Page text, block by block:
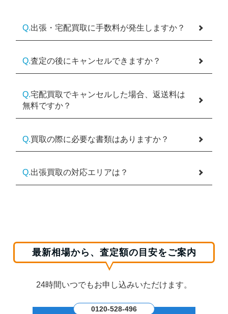
Q.出張・宅配買取に手数料が発生しますか？
Q.査定の後にキャンセルできますか？
Q.宅配買取でキャンセルした場合、返送料は
無料ですか？
Q.買取の際に必要な書類はありますか？
Q.出張買取の対応エリアは？
最新相場から、査定額の目安をご案内
24時間いつでもお申し込みいただけます。
0120-528-496